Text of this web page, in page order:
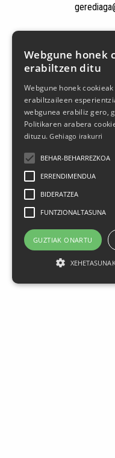
Síguenos
Webgune honek
erabiltzen ditu
Webgune honek
erabiltzaileen
webgunea erabiliz gero,
Politikaren arabera
dituzu.Gehiago irakurri
BEHAR-BEHARREZKOA
ERRENDIMENDUA
BIDERATZEA
FUNTZIONALTASUNA
GUZTIAK ONARTU